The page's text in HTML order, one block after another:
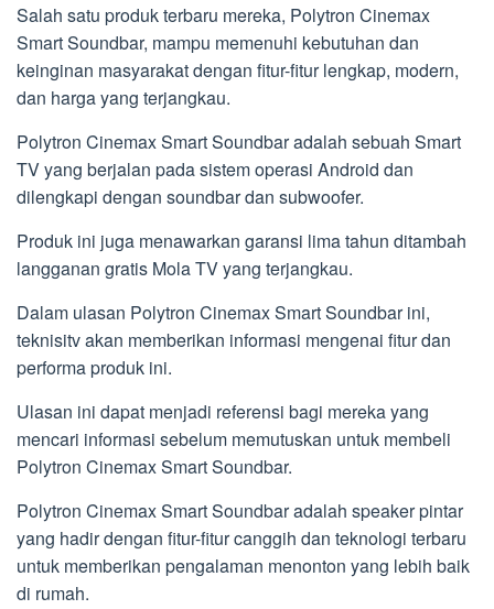
Salah satu produk terbaru mereka, Polytron Cinemax
Smart Soundbar, mampu memenuhi kebutuhan dan
keinginan masyarakat dengan fitur-fitur lengkap, modern,
dan harga yang terjangkau.
Polytron Cinemax Smart Soundbar adalah sebuah Smart
TV yang berjalan pada sistem operasi Android dan
dilengkapi dengan soundbar dan subwoofer.
Produk ini juga menawarkan garansi lima tahun ditambah
langganan gratis Mola TV yang terjangkau.
Dalam ulasan Polytron Cinemax Smart Soundbar ini,
teknisitv akan memberikan informasi mengenai fitur dan
performa produk ini.
Ulasan ini dapat menjadi referensi bagi mereka yang
mencari informasi sebelum memutuskan untuk membeli
Polytron Cinemax Smart Soundbar.
Polytron Cinemax Smart Soundbar adalah speaker pintar
yang hadir dengan fitur-fitur canggih dan teknologi terbaru
untuk memberikan pengalaman menonton yang lebih baik
di rumah.